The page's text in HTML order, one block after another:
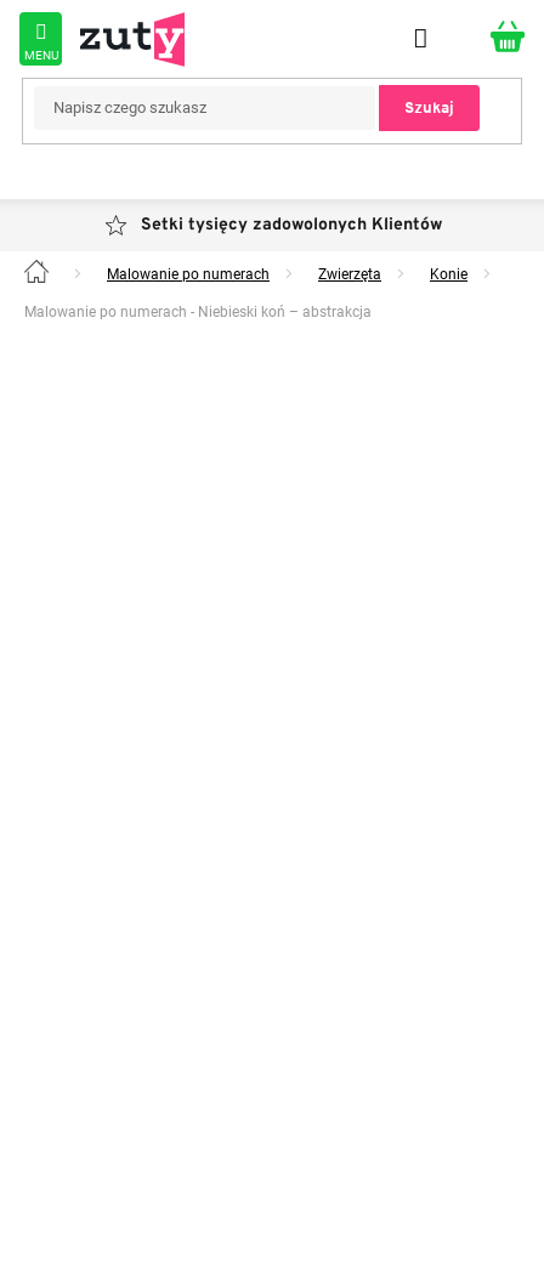
Przejść
treści
Szukaj
Setki tysięcy zadowolonych Klientów
Home Malowanie po numerach Zwierzęta Konie
Malowanie po numerach - Niebieski koń – abstrakcja